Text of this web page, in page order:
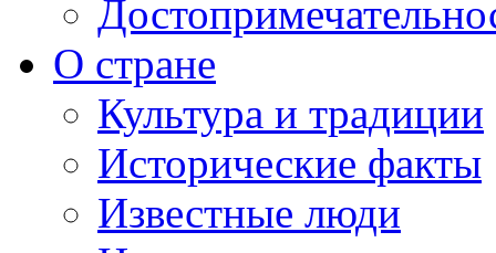
О стране
Культура и традиции
Исторические факты
Известные люди